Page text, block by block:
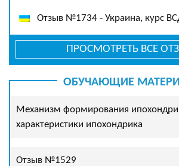
Отзыв №1734 - Украина, курс
ПРОСМОТРЕТЬ ВСЕ
ОБУЧАЮЩИЕ
Механизм формирования
характеристики ипохондрика
Отзыв №1529